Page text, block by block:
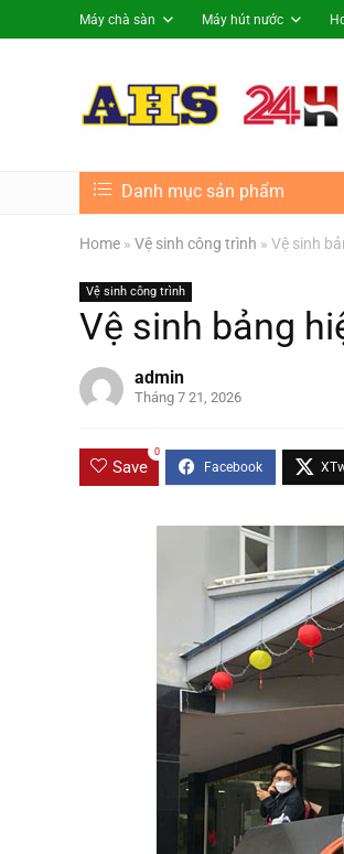
Máy chà sàn Máy hút nước
Danh mục sản phẩm
Home » Vệ sinh công trình » Vệ sinh
Vệ sinh công trình
Vệ sinh bảng
admin
Tháng 7 21, 2026
Save
0